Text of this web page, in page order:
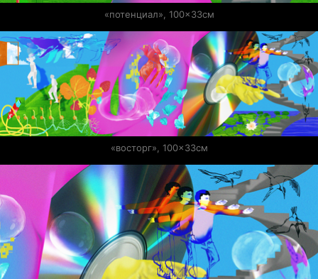
«потенциал», 100×33см
«восторг», 100×33см